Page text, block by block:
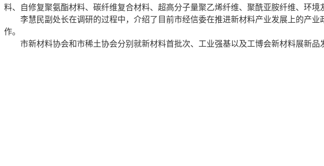
料、自修复聚氨酯材料、碳纤维复合材料、超高分子量聚乙烯纤维、聚酰亚胺纤维、环
李慧民副处长在调研的过程中，介绍了目前市经信委在推进新材料产业发展上的产业
作。
市新材料协会和市稀土协会分别就新材料首批次、工业强基以及工博会新材料展新品